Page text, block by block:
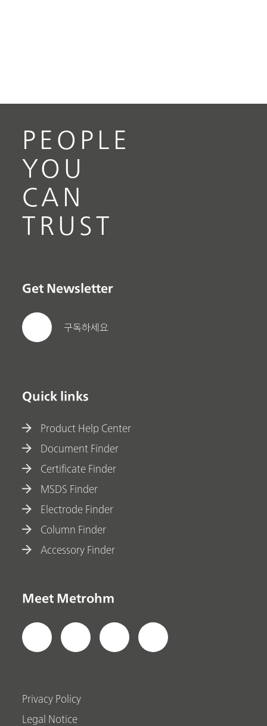
PEOPLE
YOU
CAN
TRUST
Get Newsletter
구독하세요
Quick links
Product Help Center
Document Finder
Certificate Finder
MSDS Finder
Electrode Finder
Column Finder
Accessory Finder
Meet Metrohm
Privacy Policy
Legal Notice